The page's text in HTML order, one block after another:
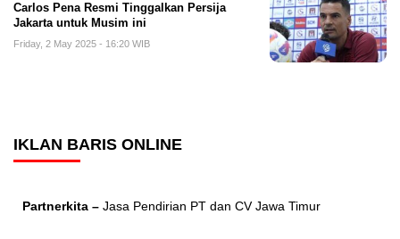
Carlos Pena Resmi Tinggalkan Persija
Jakarta untuk Musim ini
Friday, 2 May 2025 - 16:20 WIB
IKLAN BARIS ONLINE
Partnerkita – Jasa Pendirian PT dan CV Jawa Timur